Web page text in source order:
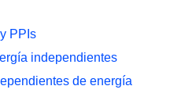
PPIs
independientes
de energía